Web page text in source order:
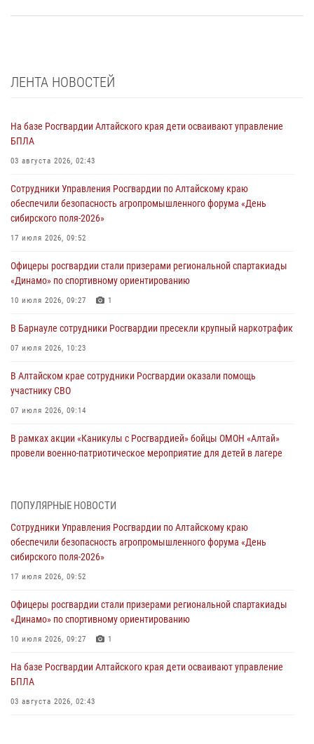
ЛЕНТА НОВОСТЕЙ
На базе Росгвардии Алтайского края дети осваивают управление
БПЛА
03 августа 2026, 02:43
Сотрудники Управления Росгвардии по Алтайскому краю
обеспечили безопасность агропромышленного форума «День
сибирского поля-2026»
17 июля 2026, 09:52
Офицеры росгвардии стали призерами региональной спартакиады
«Динамо» по спортивному ориентированию
10 июля 2026, 09:27 1
В Барнауле сотрудники Росгвардии пресекли крупный наркотрафик
07 июля 2026, 10:23
В Алтайском крае сотрудники Росгвардии оказали помощь
участнику СВО
07 июля 2026, 09:14
В рамках акции «Каникулы с Росгвардией» бойцы ОМОН «Алтай»
провели военно-патриотическое мероприятие для детей в лагере
акции «Коробка храбрости»
Сотрудники Росгвардии провели встречу с юными пограничниками
03 июля 2026, 04:03
Управление Росгвардии по Алтайскому краю провело для детей
02 июля 2026, 00:55
В краевом управлении вневедомственной охраны Росгвардии по
ПОПУЛЯРНЫЕ НОВОСТИ
Сотрудники Управления Росгвардии по Алтайскому краю
обеспечили безопасность агропромышленного форума «День
сибирского поля-2026»
17 июля 2026, 09:52
Офицеры росгвардии стали призерами региональной спартакиады
«Динамо» по спортивному ориентированию
10 июля 2026, 09:27 1
На базе Росгвардии Алтайского края дети осваивают управление
БПЛА
03 августа 2026, 02:43